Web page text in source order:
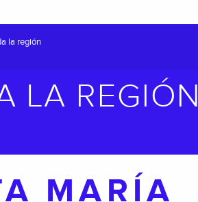
la región
LA REGIÓN
MARÍA